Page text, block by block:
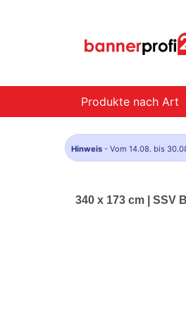
Produkte nach Art
Hinweis - Vom 14.08. bis
340 x 173 cm | SSV